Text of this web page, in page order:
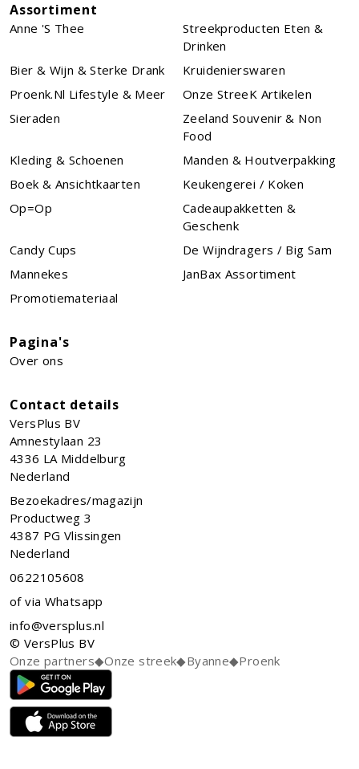
Assortiment
Anne 's Thee
Streekproducten Eten &
Drinken
Bier & Wijn & Sterke Drank
Kruidenierswaren
Proenk.nl Lifestyle & Meer
Onze StreeK Artikelen
Sieraden
Zeeland Souvenir & Non
Food
Kleding & Schoenen
Manden & Houtverpakking
Boek & Ansichtkaarten
Keukengerei / Koken
Op=Op
Cadeaupakketten &
Geschenk
Candy Cups
De Wijndragers / Big Sam
Mannekes
JanBax Assortiment
Promotiemateriaal
Pagina's
Over ons
Contact details
VersPlus BV
Amnestylaan 23
4336 LA Middelburg
Nederland
Bezoekadres/magazijn
Productweg 3
4387 PG Vlissingen
Nederland
0622105608
of via Whatsapp
info@versplus.nl
© VersPlus BV
Onze partners◆Onze streek◆Byanne◆Proenk